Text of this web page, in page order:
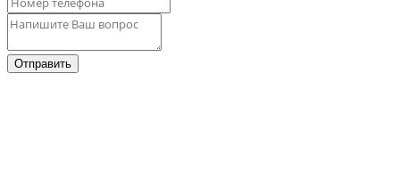
Отправить